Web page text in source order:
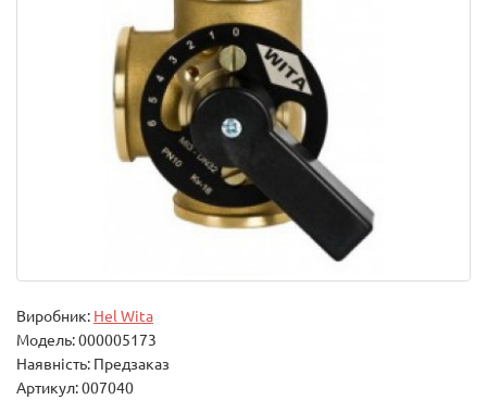
Виробник: Hel Wita
Модель:000005173
Наявність: Предзаказ
Артикул: 007040